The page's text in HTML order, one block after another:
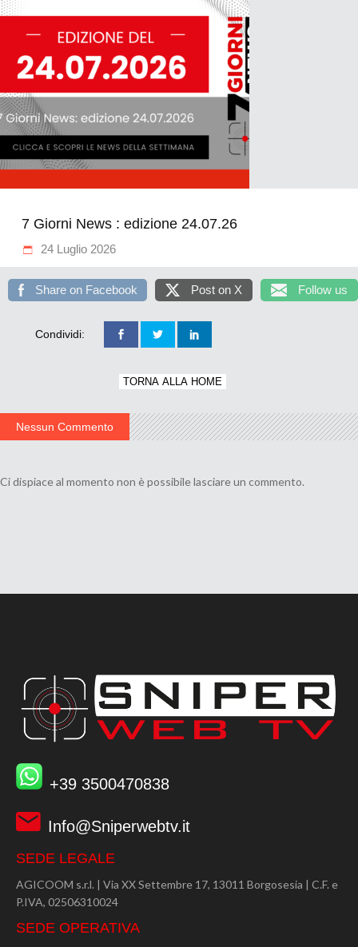
7 Giorni News : edizione 24.07.26
24 Luglio 2026
Share on Facebook Post on X Follow us
Condividi:
TORNA ALLA HOME
Nessun Commento
Ci dispiace al momento non è possibile lasciare un commento.
+39 3500470838
Info@Sniperwebtv.it
SEDE LEGALE
AGICOOM s.r.l. | Via XX Settembre 17, 13011 Borgosesia | C.F. e
P.IVA, 02506310024
SEDE OPERATIVA